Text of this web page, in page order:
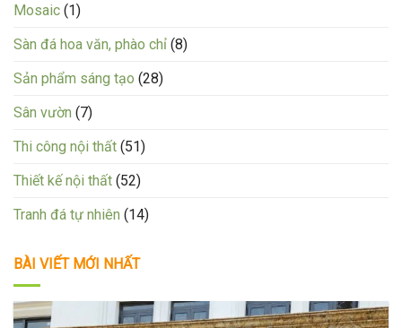
Mosaic (1)
Sàn đá hoa văn, phào chỉ (8)
Sản phẩm sáng tạo (28)
Sân vườn (7)
Thi công nội thất (51)
Thiết kế nội thất (52)
Tranh đá tự nhiên (14)
BÀI VIẾT MỚI NHẤT